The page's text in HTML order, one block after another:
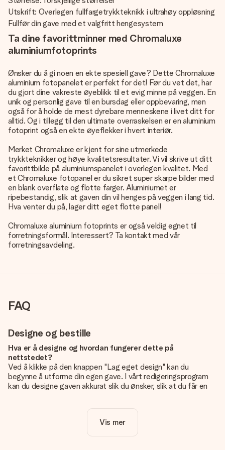
Utskrift: Overlegen fullfargetrykkteknikk i ultrahøy oppløsning
Fullfør din gave med et valgfritt hengesystem
Ta dine favorittminner med Chromaluxe
aluminiumfotoprints
Ønsker du å gi noen en ekte spesiell gave? Dette Chromaluxe
aluminium fotopanelet er perfekt for det! Før du vet det, har
du gjort dine vakreste øyeblikk til et evig minne på veggen. En
unik og personlig gave til en bursdag eller oppbevaring, men
også for å holde de mest dyrebare menneskene i livet ditt for
alltid. Og i tillegg til den ultimate overraskelsen er en aluminium
fotoprint også en ekte øyeflekker i hvert interiør.
Merket Chromaluxe er kjent for sine utmerkede
trykkteknikker og høye kvalitetsresultater. Vi vil skrive ut ditt
favorittbilde på aluminiumspanelet i overlegen kvalitet. Med
et Chromaluxe fotopanel er du sikret super skarpe bilder med
en blank overflate og flotte farger. Aluminiumet er
ripebestandig, slik at gaven din vil henges på veggen i lang tid.
Hva venter du på, lager ditt eget flotte panel!
Chromaluxe aluminium fotoprints er også veldig egnet til
forretningsformål. Interessert? Ta kontakt med vår
forretningsavdeling.
FAQ
Designe og bestille
Hva er å designe og hvordan fungerer dette på
nettstedet?
Ved å klikke på den knappen "Lag eget design" kan du
begynne å utforme din egen gave. I vårt redigeringsprogram
kan du designe gaven akkurat slik du ønsker, slik at du får en
å gjøre gaven din helt unik.
Er eget design inkludert i prisen?
Vis mer